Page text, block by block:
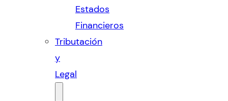
Estados
Financieros
Tributación
y
Legal